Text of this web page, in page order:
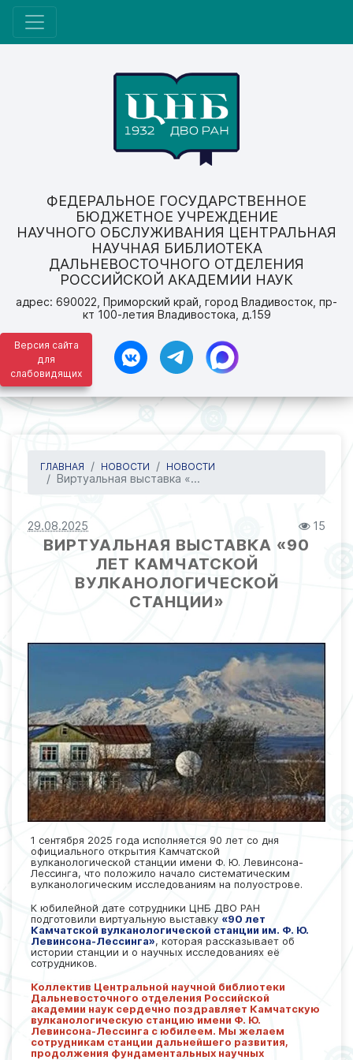
Версия сайта
для
слабовидящих
ФЕДЕРАЛЬНОЕ ГОСУДАРСТВЕННОЕ
БЮДЖЕТНОЕ УЧРЕЖДЕНИЕ
НАУЧНОГО ОБСЛУЖИВАНИЯ ЦЕНТРАЛЬНАЯ
НАУЧНАЯ БИБЛИОТЕКА
ДАЛЬНЕВОСТОЧНОГО ОТДЕЛЕНИЯ
РОССИЙСКОЙ АКАДЕМИИ НАУК
адрес: 690022, Приморский край, город Владивосток, пр-
кт 100-летия Владивостока, д.159
ГЛАВНАЯ НОВОСТИ НОВОСТИ
Виртуальная выставка «...
29.08.2025 15
ВИРТУАЛЬНАЯ ВЫСТАВКА «90
ЛЕТ КАМЧАТСКОЙ
ВУЛКАНОЛОГИЧЕСКОЙ
СТАНЦИИ»
1 сентября 2025 года исполняется 90 лет со дня
официального открытия Камчатской
вулканологической станции имени Ф. Ю. Левинсона-
Лессинга, что положило начало систематическим
вулканологическим исследованиям на полуострове.
К юбилейной дате сотрудники ЦНБ ДВО РАН
подготовили виртуальную выставку «90 лет
Камчатской вулканологической станции им. Ф. Ю.
Левинсона-Лессинга», которая рассказывает об
истории станции и о научных исследованиях её
сотрудников.
Коллектив Центральной научной библиотеки
Дальневосточного отделения Российской
академии наук сердечно поздравляет Камчатскую
вулканологическую станцию имени Ф. Ю.
Левинсона-Лессинга с юбилеем. Мы желаем
сотрудникам станции дальнейшего развития,
продолжения фундаментальных научных